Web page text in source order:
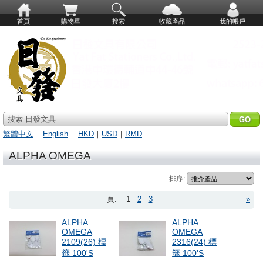
首頁 購物單 搜索 收藏產品 我的帳戶
搜索 日發文具
繁體中文
English HKD ｜ USD ｜ RMD
ALPHA OMEGA
排序:
»
頁: 1 2 3
ALPHA
OMEGA
2109(26) 標
籤 100'S
ALPHA
OMEGA
2316(24) 標
籤 100'S